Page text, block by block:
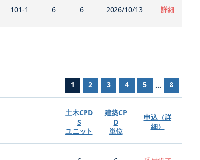
101-1 6 6 2026/10/13 詳細
1 2 3 4 5 ... 8
土木CPD
S
ユニット
建築CP
D
単位
申込（詳
細）